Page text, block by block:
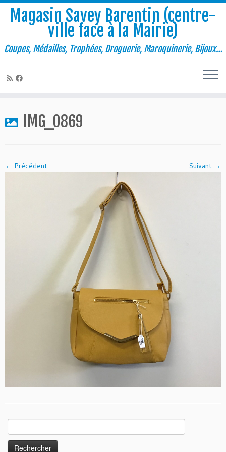
contenu
Magasin Savey Barentin (centre-
ville face à la Mairie)
Coupes, Médailles, Trophées, Droguerie, Maroquinerie, Bijoux…
IMG_0869
← Précédent Suivant →